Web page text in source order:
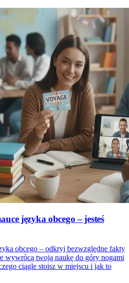
języka obcego – jesteś
obcego – odkryj bezwzględne fakty
wywrócą twoją naukę do góry nogami
ciągle stoisz w miejscu i jak to